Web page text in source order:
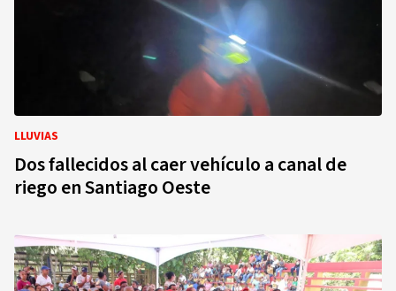
LLUVIAS
Dos fallecidos al caer vehículo a canal de
riego en Santiago Oeste